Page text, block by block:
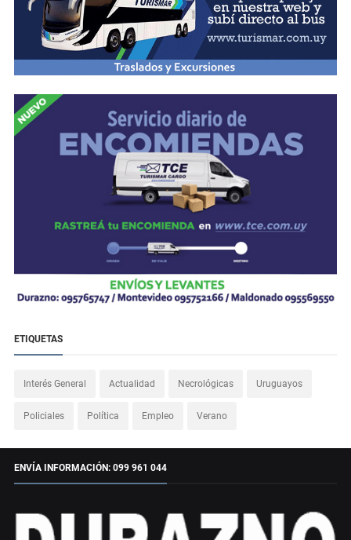
ETIQUETAS
Interés General Actualidad Necrológicas Uruguayos
Policiales Política Empleo Verano
ENVÍA INFORMACIÓN: 099 961 044